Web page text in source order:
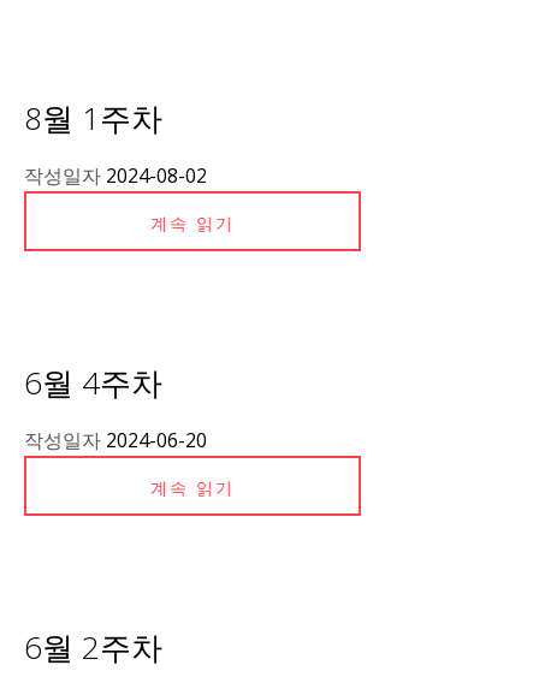
8월 1주차
작성일자 2024-08-02
계속 읽기
6월 4주차
작성일자 2024-06-20
계속 읽기
6월 2주차